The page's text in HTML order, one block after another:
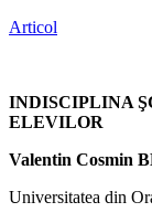
Articol
INDISCIPLINA
ELEVILOR
Valentin Cosmin
Universitatea din